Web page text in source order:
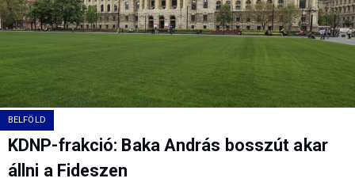
BELFÖLD
KDNP-frakció: Baka András bosszút akar
állni a Fideszen